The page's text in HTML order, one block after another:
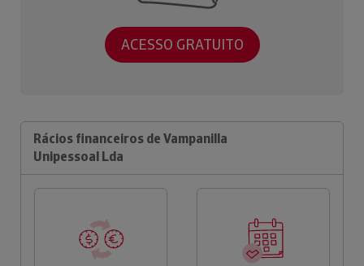
ACESSO GRATUITO
Rácios financeiros de Vampanilla
Unipessoal Lda